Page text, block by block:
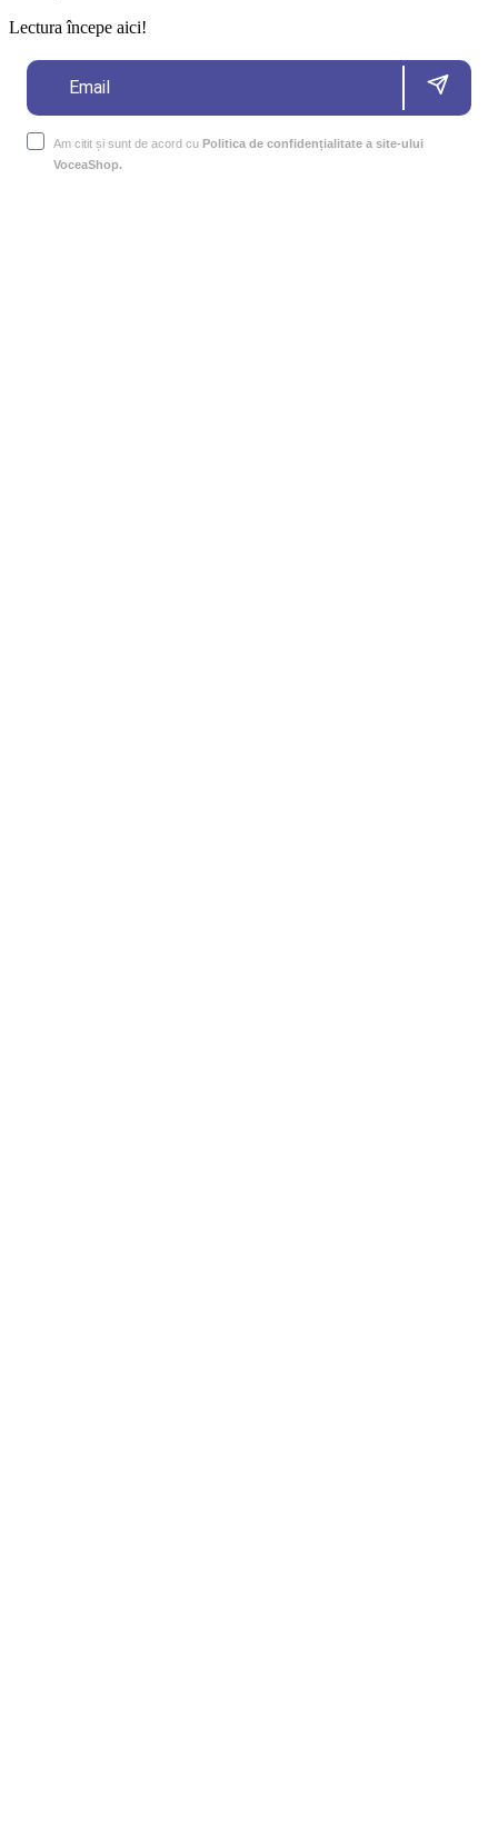
Lectura începe aici!
Am citit și sunt de acord cu Politica de confidențialitate a site-ului
VoceaShop.